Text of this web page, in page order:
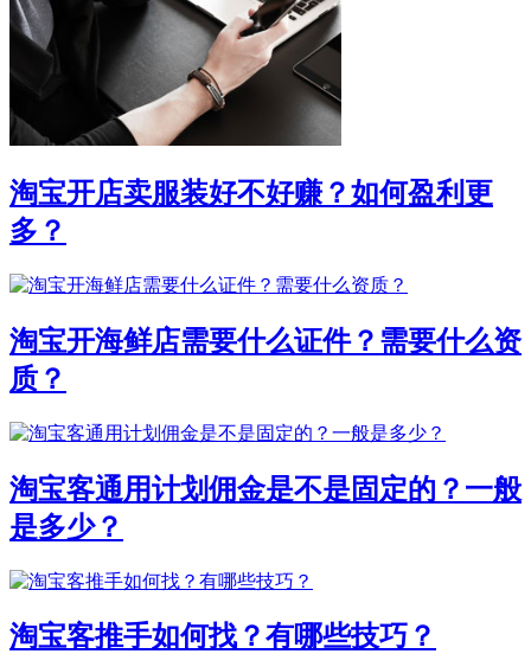
淘宝开店卖服装好不好赚？如何盈利更
多？
淘宝开海鲜店需要什么证件？需要什么资
质？
淘宝客通用计划佣金是不是固定的？一般
是多少？
淘宝客推手如何找？有哪些技巧？